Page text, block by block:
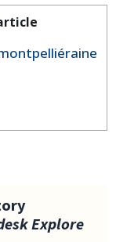
Explore